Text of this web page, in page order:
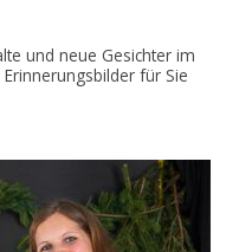
und neue Gesichter im
für Sie